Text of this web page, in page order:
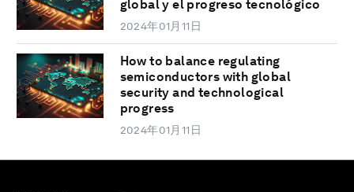
global y el progreso tecnológico
2024年01月11日
How to balance regulating
semiconductors with global
security and technological
progress
2024年01月11日